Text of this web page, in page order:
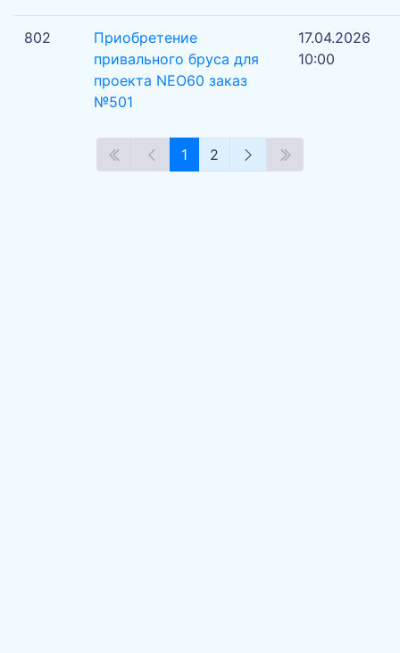
802
Приобретение
привального бруса для
проекта NEO60 заказ
№501
17.04.2026
10:00
Предыдущие страницы
Предыдущая страница
1 2 Следующая